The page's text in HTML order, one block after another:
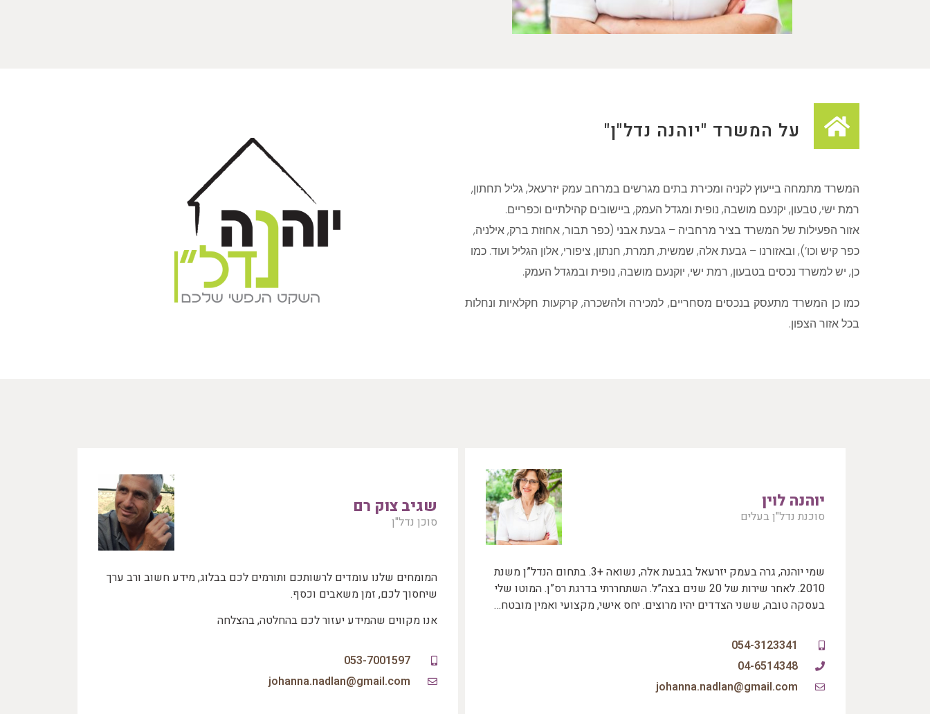
על המשרד "יוהנה נדל"ן"
המשרד מתמחה בייעוץ לקניה ומכירת בתים מגרשים במרחב עמק יזרעאל, גליל תחתון,
רמת ישי, טבעון, יקנעם מושבה, נופית ומגדל העמק, ביישובים קהילתיים וכפריים.
אזור הפעילות של המשרד בציר מרחביה – גבעת אבני (כפר תבור, אחוזת ברק, אילניה,
כפר קיש וכו’), ובאזורנו – גבעת אלה, שמשית, תמרת, חנתון, ציפורי, אלון הגליל ועוד. כמו
כן, יש למשרד נכסים בטבעון, רמת ישי, יוקנעם מושבה, נופית ובמגדל העמק.
כמו כן המשרד מתעסק בנכסים מסחריים, למכירה ולהשכרה, קרקעות חקלאיות ונחלות
בכל אזור הצפון.
יוהנה לוין
סוכנת נדל"ן בעלים
שמי יוהנה, גרה בעמק יזרעאל בגבעת אלה, נשואה +3. בתחום הנדל”ן משנת
2010. לאחר שירות של 20 שנים בצה”ל. השתחררתי בדרגת רס”ן. המוטו שלי
בעסקה טובה, ששני הצדדים יהיו מרוצים. יחס אישי, מקצועי ואמין מובטח…
054-3123341
04-6514348
johanna.nadlan@gmail.com‏
שגיב צוק רם
סוכן נדל"ן
המומחים שלנו עומדים לרשותכם ותורמים לכם בבלוג, מידע חשוב ורב ערך
שיחסוך לכם, זמן משאבים וכסף.
אנו מקווים שהמידע יעזור לכם בהחלטה, בהצלחה
053-7001597
johanna.nadlan@gmail.com‏